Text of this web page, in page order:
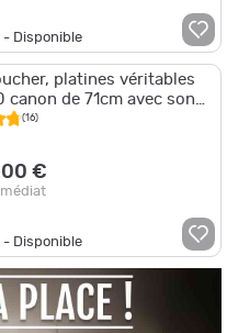
- Disponible
platines véritables
canon de 71cm avec son
canon de 81cm.
(16)
€
- Disponible